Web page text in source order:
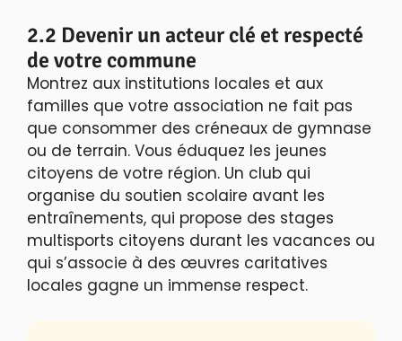
2.2 Devenir un acteur clé et respecté
de votre commune
Montrez aux institutions locales et aux
familles que votre association ne fait pas
que consommer des créneaux de gymnase
ou de terrain. Vous éduquez les jeunes
citoyens de votre région. Un club qui
organise du soutien scolaire avant les
entraînements, qui propose des stages
multisports citoyens durant les vacances ou
qui s’associe à des œuvres caritatives
locales gagne un immense respect.